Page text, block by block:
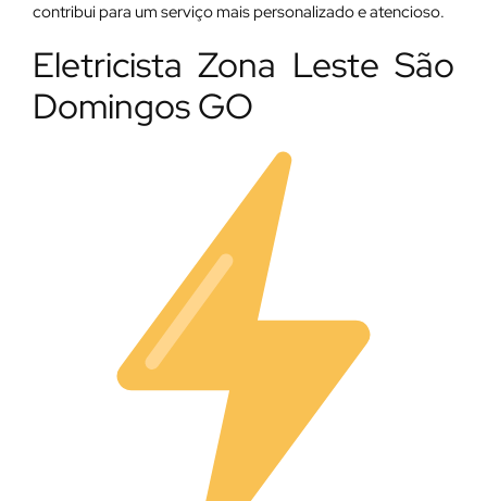
contribui para um serviço mais personalizado e atencioso.
Eletricista Zona Leste São
Domingos GO